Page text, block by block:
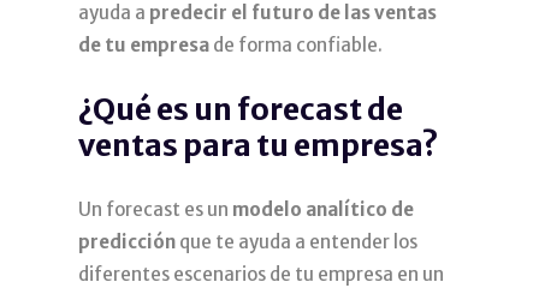
ayuda a predecir el futuro de las ventas
de tu empresa de forma confiable.
¿Qué es un forecast de
ventas para tu empresa?
Un forecast es un modelo analítico de
predicción que te ayuda a entender los
diferentes escenarios de tu empresa en un